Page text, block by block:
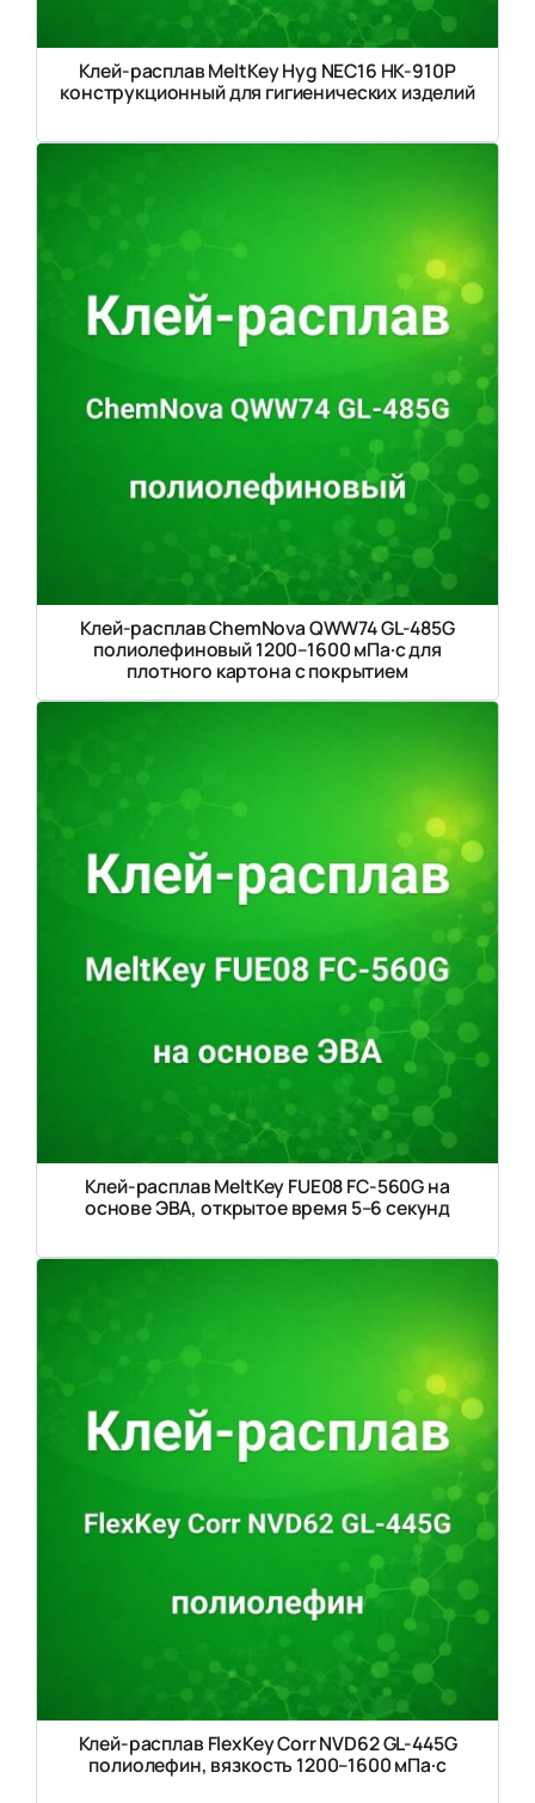
Клей-расплав MeltKey Hyg NEC16 HK-910P
конструкционный для гигиенических изделий
Клей-расплав ChemNova QWW74 GL-485G
полиолефиновый 1200–1600 мПа·с для
плотного картона с покрытием
Клей-расплав MeltKey FUE08 FC-560G на
основе ЭВА, открытое время 5–6 секунд
Клей-расплав FlexKey Corr NVD62 GL-445G
полиолефин, вязкость 1200–1600 мПа·с